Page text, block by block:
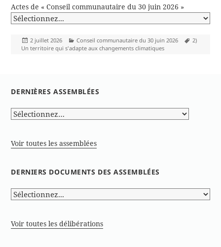
Actes de « Conseil communautaire du 30 juin 2026 »
Publié
le
2 juillet 2026 Catégories
Conseil communautaire du 30 juin 2026
Mots-
2)
Un territoire qui s'adapte aux changements climatiques
DERNIÈRES ASSEMBLÉES
Voir toutes les assemblées
DERNIERS DOCUMENTS DES ASSEMBLÉES
Voir toutes les délibérations